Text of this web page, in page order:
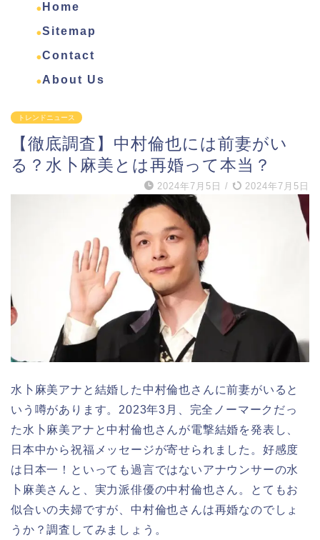
Home
Sitemap
Contact
About Us
トレンドニュース
【徹底調査】中村倫也には前妻がい
る？水卜麻美とは再婚って本当？
2024年7月5日 / 2024年7月5日
水卜麻美アナと結婚した中村倫也さんに前妻がいると
いう噂があります。2023年3月、完全ノーマークだっ
た水卜麻美アナと中村倫也さんが電撃結婚を発表し、
日本中から祝福メッセージが寄せられました。好感度
は日本一！といっても過言ではないアナウンサーの水
卜麻美さんと、実力派俳優の中村倫也さん。とてもお
似合いの夫婦ですが、中村倫也さんは再婚なのでしょ
うか？調査してみましょう。